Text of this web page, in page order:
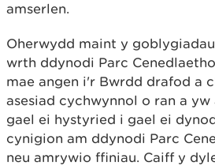
amserlen.
Oherwydd maint y
wrth ddynodi Parc
mae angen i'r Bwrdd drafod a
asesiad cychwynnol o ran a
gael ei hystyried i gael ei
cynigion am ddynodi Parc
neu amrywio ffiniau. Caiff y